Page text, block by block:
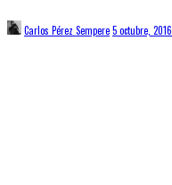
Carlos Pérez Sempere5 octubre, 2016